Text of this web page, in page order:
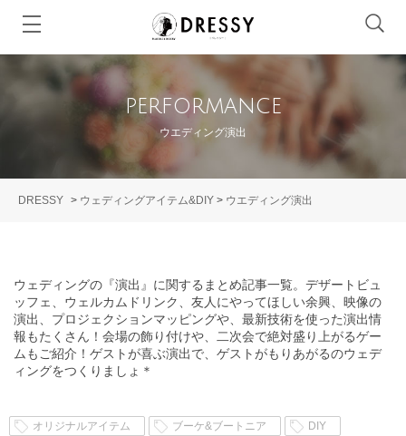
performance
ウエディング演出
DRESSY > ウェディングアイテム&DIY > ウエディング演出
ウェディングの『演出』に関するまとめ記事一覧。デザートビュ
ッフェ、ウェルカムドリンク、友人にやってほしい余興、映像の
演出、プロジェクションマッピングや、最新技術を使った演出情
報もたくさん！会場の飾り付けや、二次会で絶対盛り上がるゲー
ムもご紹介！ゲストが喜ぶ演出で、ゲストがもりあがるのウェデ
ィングをつくりましょ＊
オリジナルアイテム ブーケ&ブートニア
DIY